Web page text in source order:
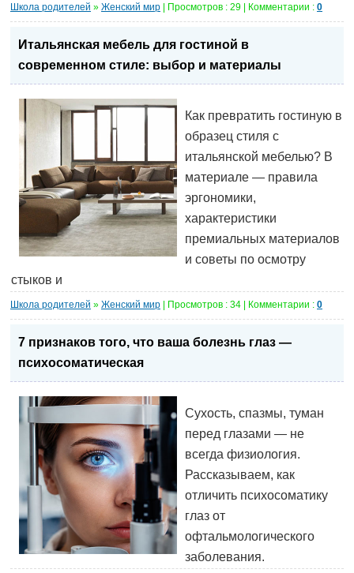
Школа родителей » Женский мир | Просмотров : 29 | Комментарии : 0
Итальянская мебель для гостиной в
современном стиле: выбор и материалы
Как превратить гостиную в
образец стиля с
итальянской мебелью? В
материале — правила
эргономики,
характеристики
премиальных материалов
и советы по осмотру
стыков и
Школа родителей » Женский мир | Просмотров : 34 | Комментарии : 0
7 признаков того, что ваша болезнь глаз —
психосоматическая
Сухость, спазмы, туман
перед глазами — не
всегда физиология.
Рассказываем, как
отличить психосоматику
глаз от
офтальмологического
заболевания.